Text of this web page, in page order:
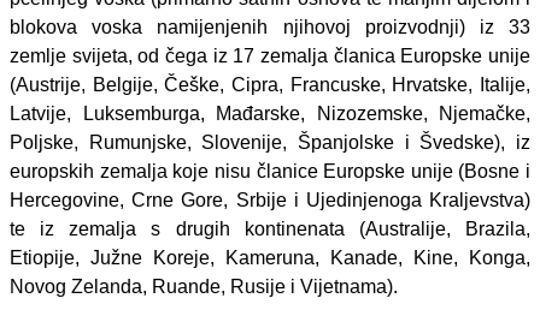
blokova voska namijenjenih njihovoj proizvodnji) iz 33
zemlje svijeta, od čega iz 17 zemalja članica Europske unije
(Austrije, Belgije, Češke, Cipra, Francuske, Hrvatske, Italije,
Latvije, Luksemburga, Mađarske, Nizozemske, Njemačke,
Poljske, Rumunjske, Slovenije, Španjolske i Švedske), iz
europskih zemalja koje nisu članice Europske unije (Bosne i
Hercegovine, Crne Gore, Srbije i Ujedinjenoga Kraljevstva)
te iz zemalja s drugih kontinenata (Australije, Brazila,
Etiopije, Južne Koreje, Kameruna, Kanade, Kine, Konga,
Novog Zelanda, Ruande, Rusije i Vijetnama).